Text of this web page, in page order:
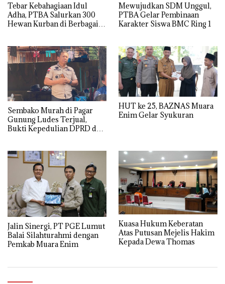
Tebar Kebahagiaan Idul
Adha, PTBA Salurkan 300
Hewan Kurban di Berbagai
Mewujudkan SDM Unggul,
PTBA Gelar Pembinaan
Karakter Siswa BMC Ring 1
Sembako Murah di Pagar
Gunung Ludes Terjual,
Bukti Kepedulian DPRD dan
HUT ke 25, BAZNAS Muara
Enim Gelar Syukuran
Jalin Sinergi, PT PGE Lumut
Balai Silahturahmi dengan
Pemkab Muara Enim
Kuasa Hukum Keberatan
Atas Putusan Mejelis Hakim
Kepada Dewa Thomas